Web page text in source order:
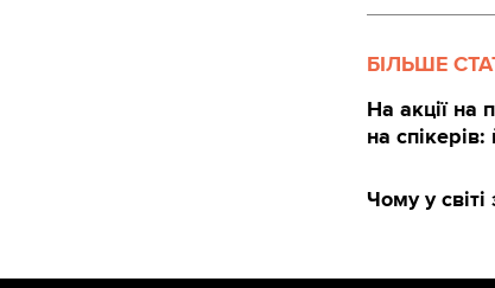
БІЛЬШЕ
На акції на
на
Чому у